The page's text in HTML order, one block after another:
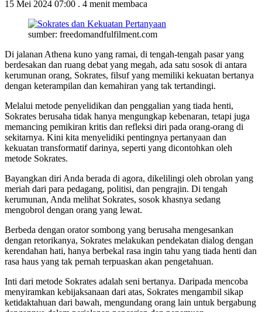
15 Mei 2024 07:00 . 4 menit membaca
sumber: freedomandfulfilment.com
Di jalanan Athena kuno yang ramai, di tengah-tengah pasar yang
berdesakan dan ruang debat yang megah, ada satu sosok di antara
kerumunan orang, Sokrates, filsuf yang memiliki kekuatan bertanya
dengan keterampilan dan kemahiran yang tak tertandingi.
Melalui metode penyelidikan dan penggalian yang tiada henti,
Sokrates berusaha tidak hanya mengungkap kebenaran, tetapi juga
memancing pemikiran kritis dan refleksi diri pada orang-orang di
sekitarnya. Kini kita menyelidiki pentingnya pertanyaan dan
kekuatan transformatif darinya, seperti yang dicontohkan oleh
metode Sokrates.
Bayangkan diri Anda berada di agora, dikelilingi oleh obrolan yang
meriah dari para pedagang, politisi, dan pengrajin. Di tengah
kerumunan, Anda melihat Sokrates, sosok khasnya sedang
mengobrol dengan orang yang lewat.
Berbeda dengan orator sombong yang berusaha mengesankan
dengan retorikanya, Sokrates melakukan pendekatan dialog dengan
kerendahan hati, hanya berbekal rasa ingin tahu yang tiada henti dan
rasa haus yang tak pernah terpuaskan akan pengetahuan.
Inti dari metode Sokrates adalah seni bertanya. Daripada mencoba
menyiramkan kebijaksanaan dari atas, Sokrates mengambil sikap
ketidaktahuan dari bawah, mengundang orang lain untuk bergabung